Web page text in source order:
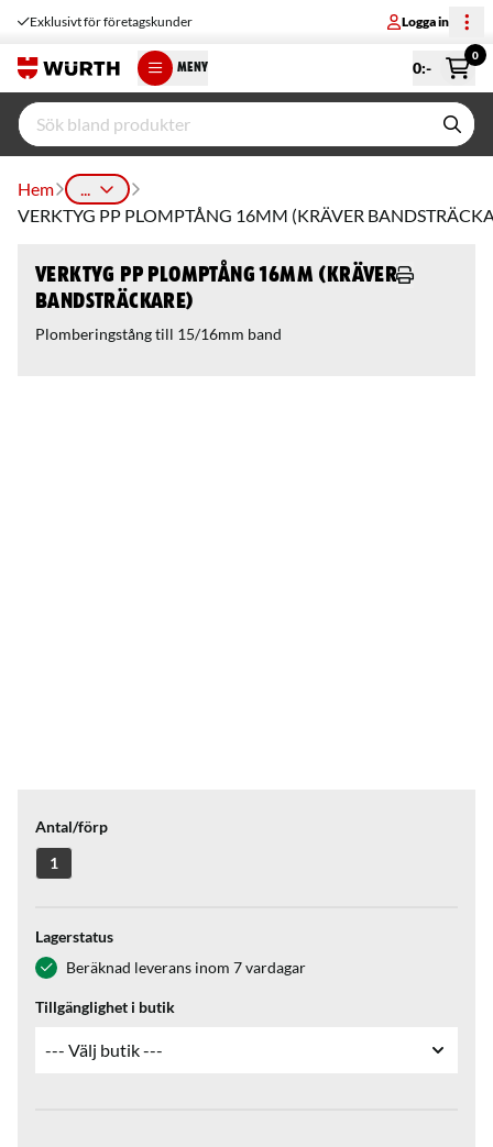
Exklusivt för företagskunder Logga in
MENY 0:-
0
Hem
...
VERKTYG PP PLOMPTÅNG 16MM (KRÄVER
VERKTYG PP PLOMPTÅNG 16MM (KRÄVER
BANDSTRÄCKARE)
Antal/förp
1
Lagerstatus
Beräknad leverans inom 7 vardagar
Tillgänglighet i butik